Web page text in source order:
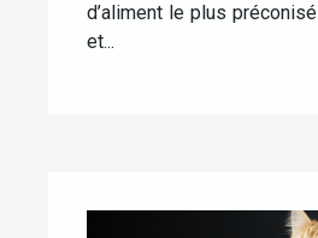
d’aliment le plus
et...